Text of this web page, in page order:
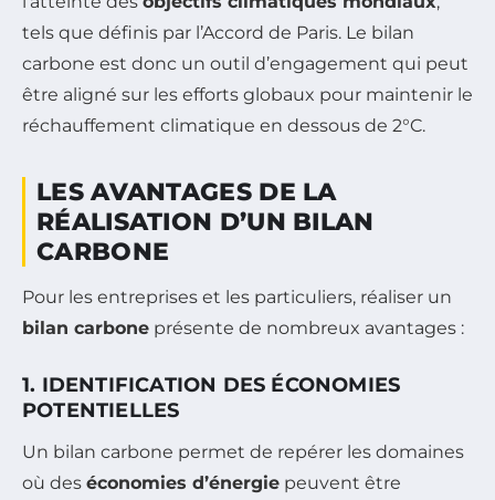
tels que définis par l’Accord de Paris. Le bilan
carbone est donc un outil d’engagement qui peut
être aligné sur les efforts globaux pour maintenir le
réchauffement climatique en dessous de 2°C.
LES AVANTAGES DE LA
RÉALISATION D’UN BILAN
CARBONE
Pour les entreprises et les particuliers, réaliser un
bilan carbone présente de nombreux avantages :
1. IDENTIFICATION DES ÉCONOMIES
POTENTIELLES
Un bilan carbone permet de repérer les domaines
où des économies d’énergie peuvent être